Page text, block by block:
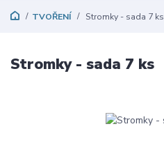
TVOŘENÍ Stromky - sada 7 ks
Stromky - sada 7 ks